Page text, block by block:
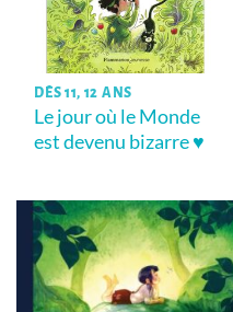
DÈS 11, 12 ANS
Le jour où le Monde
est devenu bizarre ♥